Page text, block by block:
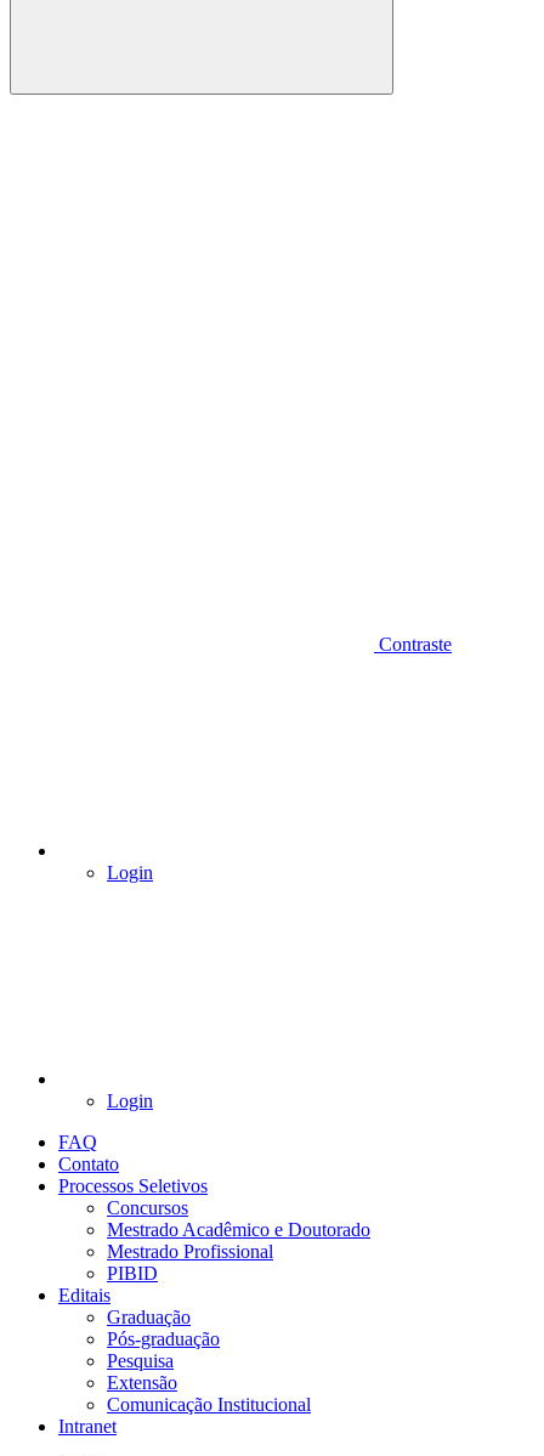
Buscar
Contraste
Login
Login
FAQ
Contato
Processos Seletivos
Concursos
Mestrado Acadêmico e Doutorado
Mestrado Profissional
PIBID
Editais
Graduação
Pós-graduação
Pesquisa
Extensão
Comunicação Institucional
Intranet